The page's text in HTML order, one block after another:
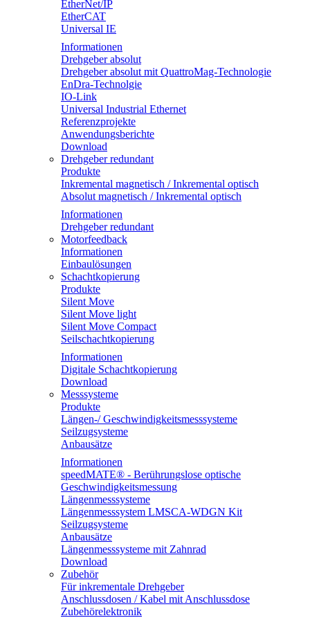
EtherNet/IP
EtherCAT
Universal IE
Informationen
Drehgeber absolut
Drehgeber absolut mit QuattroMag-Technologie
EnDra-Technolgie
IO-Link
Universal Industrial Ethernet
Referenzprojekte
Anwendungsberichte
Download
Drehgeber redundant
Produkte
Inkremental magnetisch / Inkremental optisch
Absolut magnetisch / Inkremental optisch
Informationen
Drehgeber redundant
Motorfeedback
Informationen
Einbaulösungen
Schachtkopierung
Produkte
Silent Move
Silent Move light
Silent Move Compact
Seilschachtkopierung
Informationen
Digitale Schachtkopierung
Download
Messsysteme
Produkte
Längen-/ Geschwindigkeitsmesssysteme
Seilzugsysteme
Anbausätze
Informationen
speedMATE® - Berührungslose optische
Geschwindigkeitsmessung
Längenmesssysteme
Längenmesssystem LMSCA-WDGN Kit
Seilzugsysteme
Anbausätze
Längenmesssysteme mit Zahnrad
Download
Zubehör
Für inkrementale Drehgeber
Anschlussdosen / Kabel mit Anschlussdose
Zubehörelektronik